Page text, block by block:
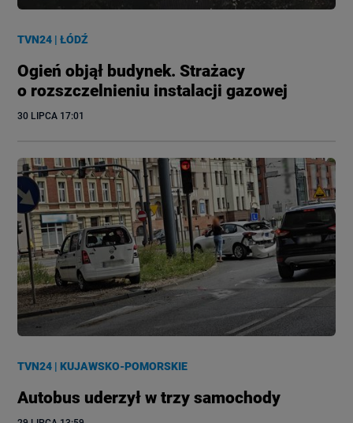
TVN24 |ŁÓDŹ
Ogień objął budynek. Strażacy
o rozszczelnieniu instalacji gazowej
30 LIPCA 17:01
TVN24 |KUJAWSKO-POMORSKIE
Autobus uderzył w trzy samochody